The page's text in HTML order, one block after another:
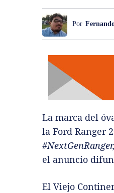
Por
La marca del
la Ford Ranger
el anuncio
El Viejo